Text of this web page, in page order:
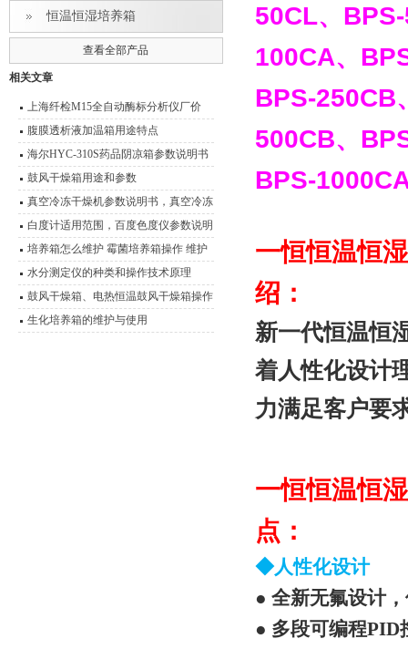
恒温恒湿培养箱
查看全部产品
相关文章
上海纤检M15全自动酶标分析仪厂价
腹膜透析液加温箱用途特点
海尔HYC-310S药品阴凉箱参数说明书
鼓风干燥箱用途和参数
真空冷冻干燥机参数说明书，真空冷冻
干燥箱
白度计适用范围，百度色度仪参数说明
书
培养箱怎么维护 霉菌培养箱操作 维护
技术说明
水分测定仪的种类和操作技术原理
鼓风干燥箱、电热恒温鼓风干燥箱操作
技术 性能特点
生化培养箱的维护与使用
50CL、
100CA、
BPS-250CB
500CB、
BPS-
一恒恒温恒
绍：
新一代恒温恒
着人性化设计
力满足客户要
一恒恒温恒
点：
◆人性化设计
● 全新无氟设计
● 多段可编程PID